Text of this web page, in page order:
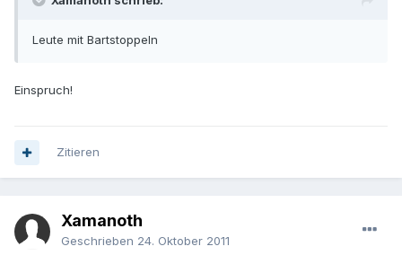
Leute mit Bartstoppeln
Einspruch!
Zitieren
Xamanoth
Geschrieben 24. Oktober 2011